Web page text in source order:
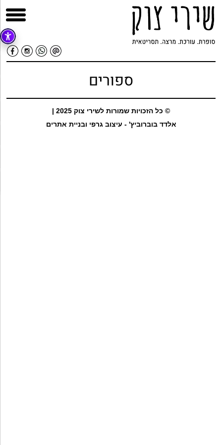
ספורים
© כל הזכויות שמורות לשירי צוק 2025 |
אלדד בוברוביץ' - עיצוב גרפי ובניית אתרים